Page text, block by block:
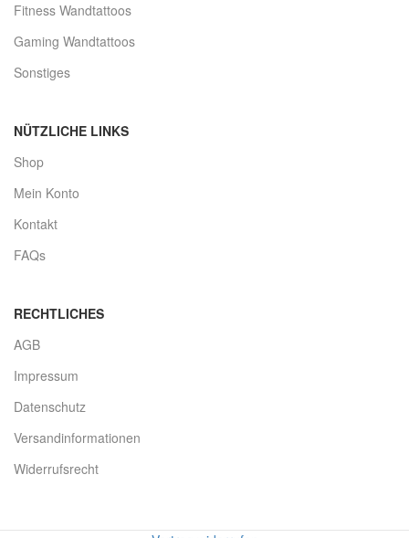
Fitness Wandtattoos
Gaming Wandtattoos
Sonstiges
NÜTZLICHE LINKS
Shop
Mein Konto
Kontakt
FAQs
RECHTLICHES
AGB
Impressum
Datenschutz
Versandinformationen
Widerrufsrecht